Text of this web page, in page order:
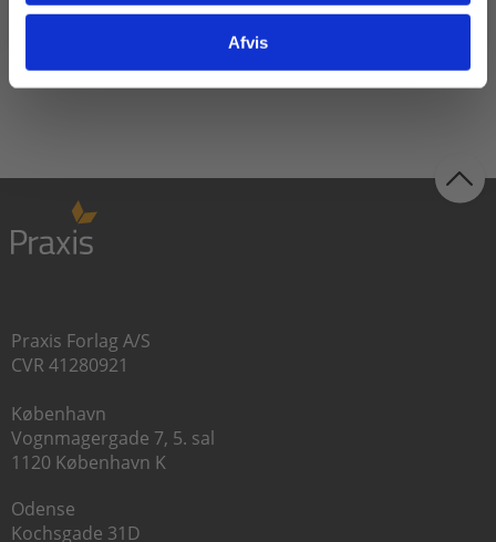
Afvis
Praxis Forlag A/S
CVR 41280921
København
Vognmagergade 7, 5. sal
1120 København K
Odense
Kochsgade 31D